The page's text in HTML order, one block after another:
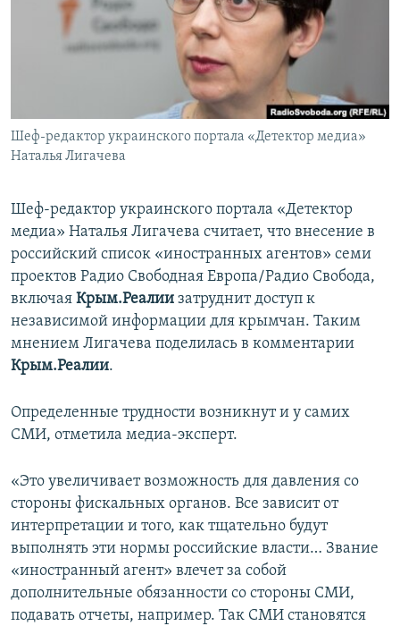
ПОБЕДИТЕЛЕЙ НЕ СУДЯТ?
КРЫМ.НЕПОКОРЕННЫЙ
УКРАИНСКАЯ ПРОБЛЕМА КРЫМА
ПРИСОЕДИНЯЙТЕСЬ!
Все сайты RFE/RL
Шеф-редактор украинского портала «Детектор медиа»
Наталья Лигачева
Шеф-редактор украинского портала «Детектор
медиа» Наталья Лигачева считает, что внесение в
российский список «иностранных агентов» семи
проектов Радио Свободная Европа/Радио Свобода,
включая Крым.Реалии затруднит доступ к
независимой информации для крымчан. Таким
мнением Лигачева поделилась в комментарии
Крым.Реалии.
Определенные трудности возникнут и у самих
СМИ, отметила медиа-эксперт.
«Это увеличивает возможность для давления со
стороны фискальных органов. Все зависит от
интерпретации и того, как тщательно будут
выполнять эти нормы российские власти… Звание
«иностранный агент» влечет за собой
дополнительные обязанности со стороны СМИ,
подавать отчеты, например. Так СМИ становятся